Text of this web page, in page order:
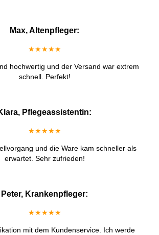
Max, Altenpfleger:
★★★★★
hochwertig und der Versand war extrem
schnell. Perfekt!
Pflegeassistentin:
★★★★★
und die Ware kam schneller als
erwartet. Sehr zufrieden!
Peter, Krankenpfleger:
★★★★★
mit dem Kundenservice. Ich werde